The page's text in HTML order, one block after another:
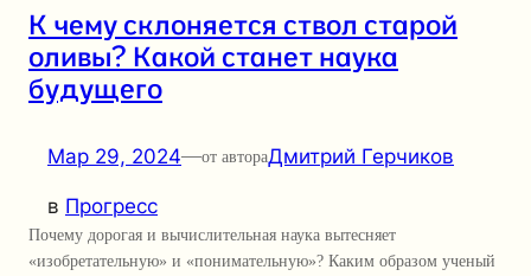
К чему склоняется ствол старой
оливы? Какой станет наука
будущего
Мар 29, 2024—от автораДмитрий Герчиков
в Прогресс
Почему дорогая и вычислительная наука вытесняет
«изобретательную» и «понимательную»? Каким образом ученый